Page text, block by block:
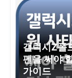
갤럭시Z폴
펜을 써야
가이드